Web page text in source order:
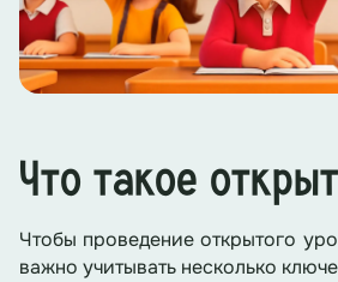
Что такое
Чтобы проведение открытого
важно учитывать несколько